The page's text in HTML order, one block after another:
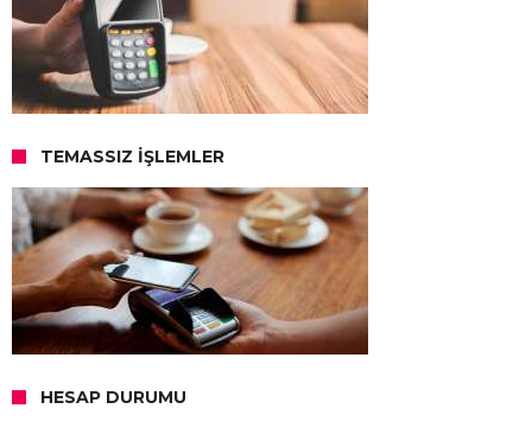
TEMASSIZ İŞLEMLER
HESAP DURUMU